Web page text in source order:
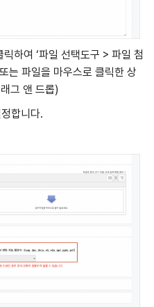
하여 ‘파일 선택도구 > 파일 첨
는 파일을 마우스로 클릭한 상
그 앤 드롭)
합니다.